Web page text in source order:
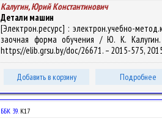
Калугин, Юрий Константинович
Детали машин
[Электрон.ресурс] : электрон.учебно-
заочная форма обучения / Ю. К.
https://elib.grsu.by/doc/26671. – 2015-575,
Добавить в корзину Подробнее
ББК 39.К17